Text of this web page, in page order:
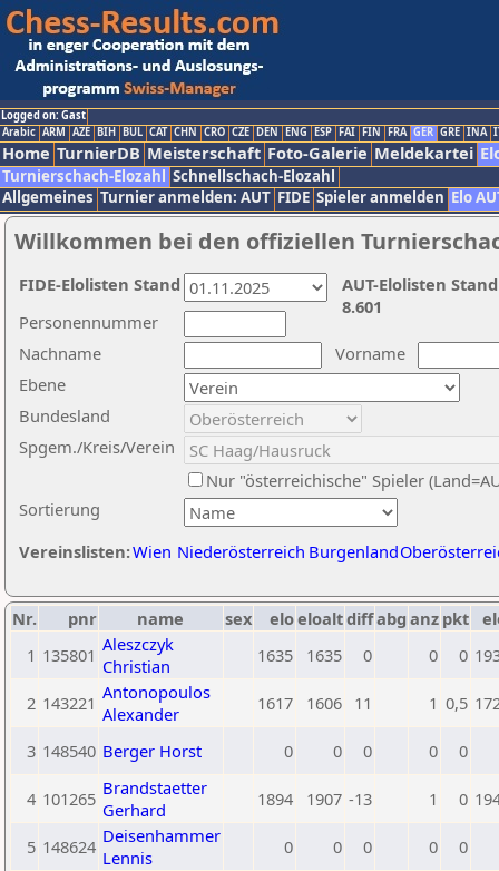
Logged on: Gast
Arabic ARM AZE BIH BUL CAT CHN CRO CZE DEN ENG ESP FAI FIN FRA GER GRE INA
Home TurnierDB Meisterschaft Foto-Galerie Meldekartei
Turnierschach-Elozahl Schnellschach-Elozahl
Allgemeines Turnier anmelden: AUT FIDE Spieler anmelden Elo
Willkommen bei den offiziellen
Nachname
Vorname
Ebene
Sortierung
Personennummer
Bundesland
Spgem./Kreis/Verein
Nur "österreichische" Spieler
Vereinslisten:Wien Niederösterreich Burgenland
AUT-Elolisten
8.601
FIDE-Elolisten Stand
Nr. pnr name sex eloeloaltdiffabg anz pkt
1 135801 Aleszczyk
Christian
1635 1635 0 0 0
2 143221 Antonopoulos
Alexander
1617 1606 11 1 0,5
3 148540 Berger Horst 0 0 0 0 0
4 101265 Brandstaetter
Gerhard
1894 1907 -13 1 0
5 148624 Deisenhammer
Lennis
0 0 0 0 0